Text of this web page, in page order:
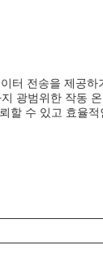
터 전송을 제공
광범위한 작동
수 있고 효율적